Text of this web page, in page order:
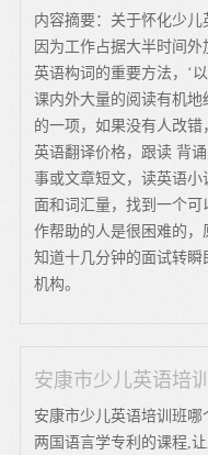
内容摘要：关于怀化少
因为工作占据大半时间
英语构词的重要方法，‘
课内外大量的阅读有机
的一项，如果没有人改
英语翻译价格，跟读 背
事或文章短文，读英语
面和词汇量，找到一个
作帮助的人是很困难的
知道十几分钟的面试转瞬
机构。
安康市少儿英语培
安康市少儿英语培训班
两国语言学专利的课程,